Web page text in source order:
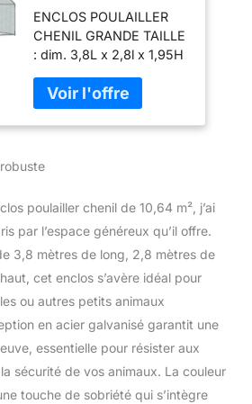
grillagé dim. 3,8L x
2,8l x 1,95H m -
Espace Couvert -
Acier galvanisé
ENCLOS POULAILLER
CHENIL GRANDE TAILLE
: dim. 3,8L x 2,8l x 1,95H
10,64 m² idéale pour que
votre basse-cour puisse
gambader dans le
absolue ! Convient à de
que les poulets, lapins,
canards, chats, etc.
POULAILLER CHENIL
AVEC ESPACE COUVERT
: poulailler chenil
entièrement couvert avec
une bâche en Oxford
(bâche imperméable &
anti-UV fournie avec
cordons de maintien à la
poulailler chenil de 10,64 m², j’ai
par l’espace généreux qu’il offre.
3,8 mètres de long, 2,8 mètres de
cet enclos s’avère idéal pour
ou autres petits animaux
en acier galvanisé garantit une
essentielle pour résister aux
sécurité de vos animaux. La couleur
touche de sobriété qui s’intègre